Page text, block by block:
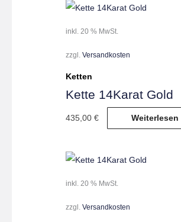
inkl. 20 % MwSt.
zzgl.Versandkosten
Ketten
Kette 14Karat Gold
435,00€ Weiterlesen
inkl. 20 % MwSt.
zzgl.Versandkosten